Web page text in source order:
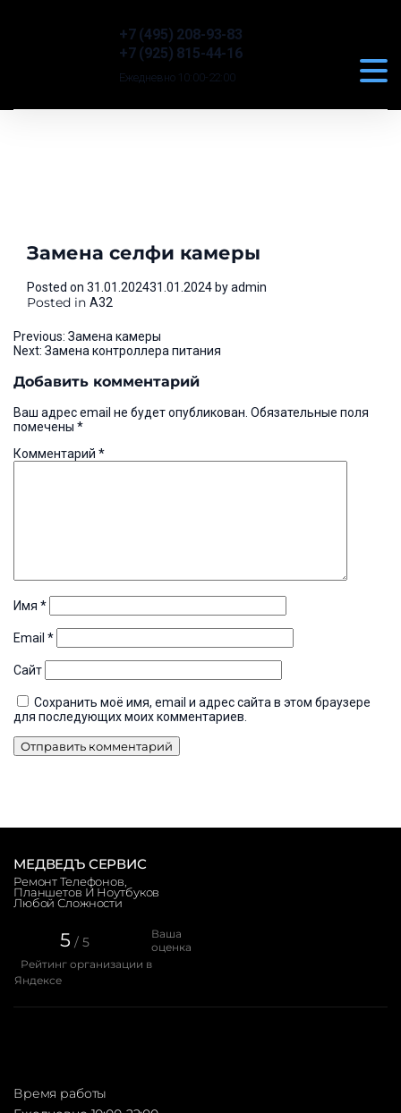
+7 (495) 208-93-83
+7 (925) 815-44-16
Ежедневно 10:00-22:00
Замена селфи камеры
Posted on 31.01.202431.01.2024 byadmin
Posted in A32
Навигация
по
записям
Previous: Замена камеры
Next: Замена контроллера питания
Добавить комментарий
Ваш адрес email не будет опубликован. Обязательные поля
помечены *
Комментарий *
Имя *
Email *
Сайт
Сохранить моё имя, email и адрес сайта в этом браузере
для последующих моих комментариев.
МЕДВЕДЪ СЕРВИС
Ремонт Телефонов,
Планшетов И Ноутбуков
Любой Сложности
5 / 5
Ваша
оценка
Рейтинг организации в
Яндексе
Время работы